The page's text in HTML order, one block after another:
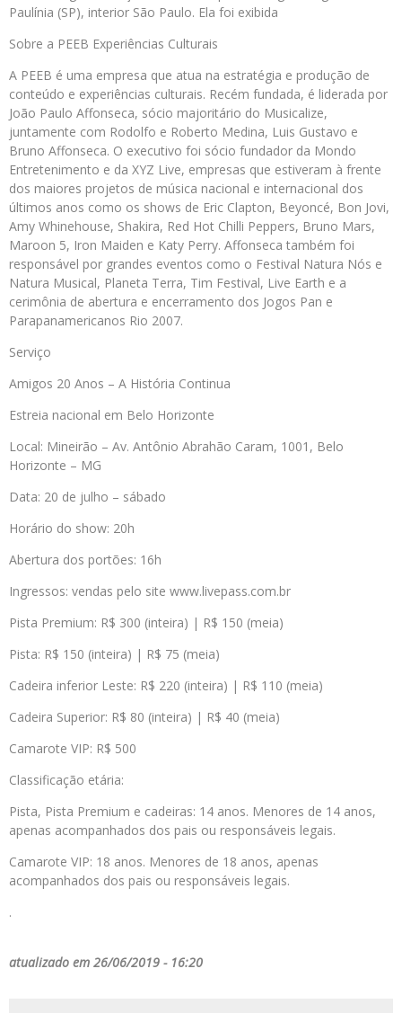
Paulínia (SP), interior São Paulo. Ela foi exibida
Sobre a PEEB Experiências Culturais
A PEEB é uma empresa que atua na estratégia e produção de
conteúdo e experiências culturais. Recém fundada, é liderada por
João Paulo Affonseca, sócio majoritário do Musicalize,
juntamente com Rodolfo e Roberto Medina, Luis Gustavo e
Bruno Affonseca. O executivo foi sócio fundador da Mondo
Entretenimento e da XYZ Live, empresas que estiveram à frente
dos maiores projetos de música nacional e internacional dos
últimos anos como os shows de Eric Clapton, Beyoncé, Bon Jovi,
Amy Whinehouse, Shakira, Red Hot Chilli Peppers, Bruno Mars,
Maroon 5, Iron Maiden e Katy Perry. Affonseca também foi
responsável por grandes eventos como o Festival Natura Nós e
Natura Musical, Planeta Terra, Tim Festival, Live Earth e a
cerimônia de abertura e encerramento dos Jogos Pan e
Parapanamericanos Rio 2007.
Serviço
Amigos 20 Anos – A História Continua
Estreia nacional em Belo Horizonte
Local: Mineirão – Av. Antônio Abrahão Caram, 1001, Belo
Horizonte – MG
Data: 20 de julho – sábado
Horário do show: 20h
Abertura dos portões: 16h
Ingressos: vendas pelo site www.livepass.com.br
Pista Premium: R$ 300 (inteira) | R$ 150 (meia)
Pista: R$ 150 (inteira) | R$ 75 (meia)
Cadeira inferior Leste: R$ 220 (inteira) | R$ 110 (meia)
Cadeira Superior: R$ 80 (inteira) | R$ 40 (meia)
Camarote VIP: R$ 500
Classificação etária:
Pista, Pista Premium e cadeiras: 14 anos. Menores de 14 anos,
apenas acompanhados dos pais ou responsáveis legais.
Camarote VIP: 18 anos. Menores de 18 anos, apenas
acompanhados dos pais ou responsáveis legais.
.
atualizado em 26/06/2019 - 16:20